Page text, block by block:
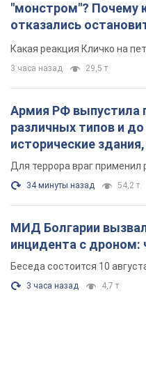
"монстром"? Почему
отказались
небоскреба
Какая реакция Кличко на
3 часа назад 29,5 т.
Армия РФ выпустила
различных типов и
исторические
Фото и видео
Для террора враг применил
34 минуты назад 54,2 т.
МИД Болгарии вызвал
инцидента с дроном:
Беседа состоится 10
3 часа назад 4,7 т.